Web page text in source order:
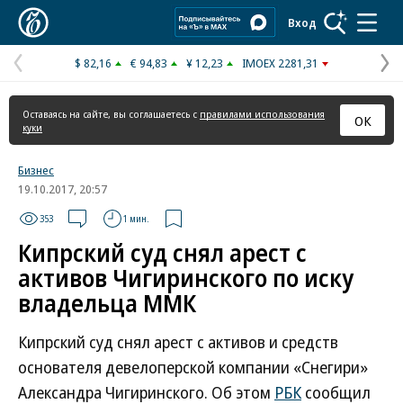
Вход
Предыдущая
страница
$ 82,16 € 94,83 ¥ 12,23 IMOEX 2281,31
Оставаясь на сайте, вы соглашаетесь с правилами использования
куки
ОК
Бизнес
19.10.2017, 20:57
353 1 мин.
Кипрский суд снял арест с
активов Чигиринского по иску
владельца ММК
Кипрский суд снял арест с активов и средств
основателя девелоперской компании «Снегири»
Александра Чигиринского. Об этом РБКсообщил